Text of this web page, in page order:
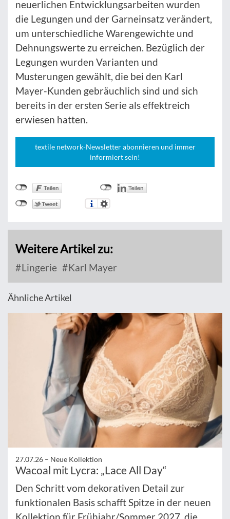
neuerlichen Entwicklungsarbeiten wurden
die Legungen und der Garneinsatz verändert,
um unterschiedliche Warengewichte und
Dehnungswerte zu erreichen. Bezüglich der
Legungen wurden Varianten und
Musterungen gewählt, die bei den Karl
Mayer-Kunden gebräuchlich sind und sich
bereits in der ersten Serie als effektreich
erwiesen hatten.
textile network-Newsletter abonnieren und immer
informiert sein!
Weitere Artikel zu:
Lingerie Karl Mayer
Ähnliche Artikel
27.07.26 – Neue Kollektion
Wacoal mit Lycra: „Lace All Day“
Den Schritt vom dekorativen Detail zur
funktionalen Basis schafft Spitze in der neuen
Kollektion für Frühjahr/Sommer 2027, die